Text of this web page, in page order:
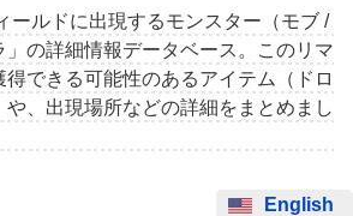
ールドに出現するモンスター（モブ /
の詳細情報データベース。このリマ
得できる可能性のあるアイテム（ドロ
や、出現場所などの詳細をまとめまし
English